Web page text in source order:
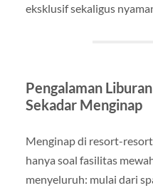
eksklusif sekaligus
Pengalaman
Sekadar Menginap
Menginap di resort-
hanya soal fasilitas
menyeluruh: mulai dari